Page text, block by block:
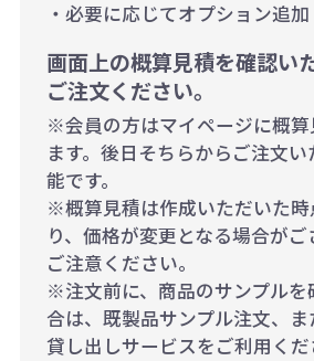
・必要に応じてオプション追加
画面上の概算見積を確認い
ご注文ください。
※会員の方はマイページに概算
ます。後日そちらからご注文
能です。
※概算見積は作成いただいた時
り、価格が変更となる場合がご
ご注意ください。
※注文前に、商品のサンプルを
合は、既製品サンプル注文、
貸し出しサービスをご利用くだ